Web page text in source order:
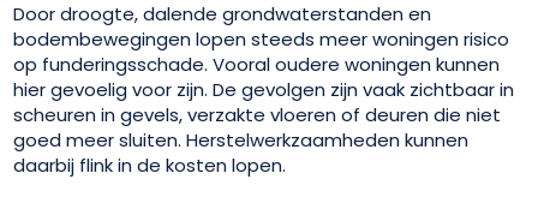
Door droogte, dalende grondwaterstanden en
bodembewegingen lopen steeds meer woningen risico
op funderingsschade. Vooral oudere woningen kunnen
hier gevoelig voor zijn. De gevolgen zijn vaak zichtbaar in
scheuren in gevels, verzakte vloeren of deuren die niet
goed meer sluiten. Herstelwerkzaamheden kunnen
daarbij flink in de kosten lopen.